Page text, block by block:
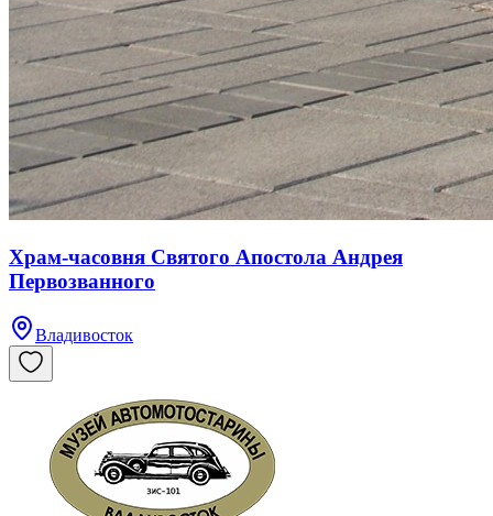
Храм-часовня Святого Апостола Андрея
Первозванного
Владивосток